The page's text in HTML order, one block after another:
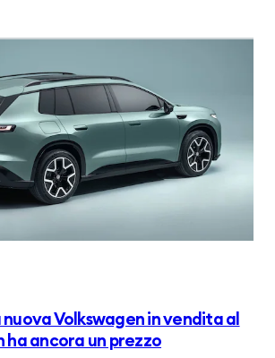
nuova Volkswagen in vendita al
ha ancora un prezzo